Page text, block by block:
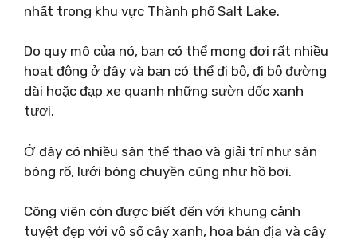
nhất trong khu vực Thành phố Salt Lake.
Do quy mô của nó, bạn có thể mong đợi rất nhiều
hoạt động ở đây và bạn có thể đi bộ, đi bộ đường
dài hoặc đạp xe quanh những sườn dốc xanh
tươi.
Ở đây có nhiều sân thể thao và giải trí như sân
bóng rổ, lưới bóng chuyền cũng như hồ bơi.
Công viên còn được biết đến với khung cảnh
tuyệt đẹp với vô số cây xanh, hoa bản địa và cây